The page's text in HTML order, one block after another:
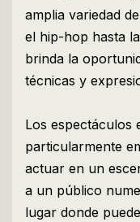
amplia variedad
el hip-hop hasta
brinda la
técnicas y
Los espectáculos
particularmente
actuar en un
a un público
lugar donde